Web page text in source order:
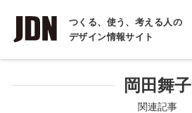
つくる、使う、考える人の
デザイン情報サイト
INTERVIEW
インタビュー
岡田舞子
関連記事